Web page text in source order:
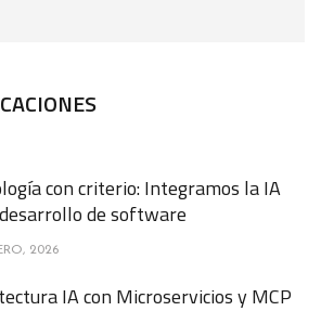
con criterio: Integramos la IA
de software
2026
IA con Microservicios y MCP